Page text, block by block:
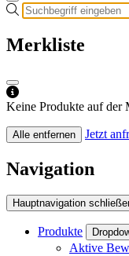
Merkliste
Keine Produkte auf der
Alle entfernen Jetzt
Navigation
Hauptnavigation
Produkte
Aktive